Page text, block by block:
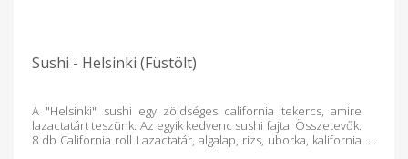
Sushi - Helsinki (Füstölt)
A "Helsinki" sushi egy zöldséges california tekercs, amire
lazactatárt teszünk. Az egyik kedvenc sushi fajta. Összetevők:
8 db California roll Lazactatár, algalap, rizs, uborka, kalifornia